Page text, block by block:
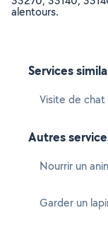
alentours.
Services
Visite de chat
Autres
Nourrir un
Garder un